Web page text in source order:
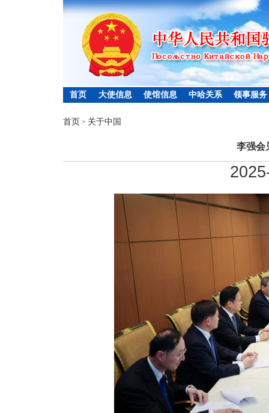
首页 大使信息 使馆信息 中哈关系 领事服务
首页 > 关于中国
李强会